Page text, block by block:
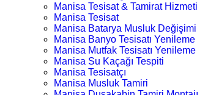
Manisa Tesisat & Tamirat Hizmeti
Manisa Tesisat
Manisa Batarya Musluk Değişimi
Manisa Banyo Tesisatı Yenileme
Manisa Mutfak Tesisatı Yenileme
Manisa Su Kaçağı Tespiti
Manisa Tesisatçı
Manisa Musluk Tamiri